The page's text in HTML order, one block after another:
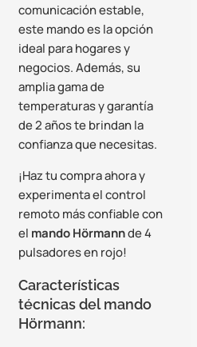
comunicación estable,
este mando es la opción
ideal para hogares y
negocios. Además, su
amplia gama de
temperaturas y garantía
de 2 años te brindan la
confianza que necesitas.
¡Haz tu compra ahora y
experimenta el control
remoto más confiable con
el mando Hörmannde 4
pulsadores en rojo!
Características
técnicas del mando
Hörmann: